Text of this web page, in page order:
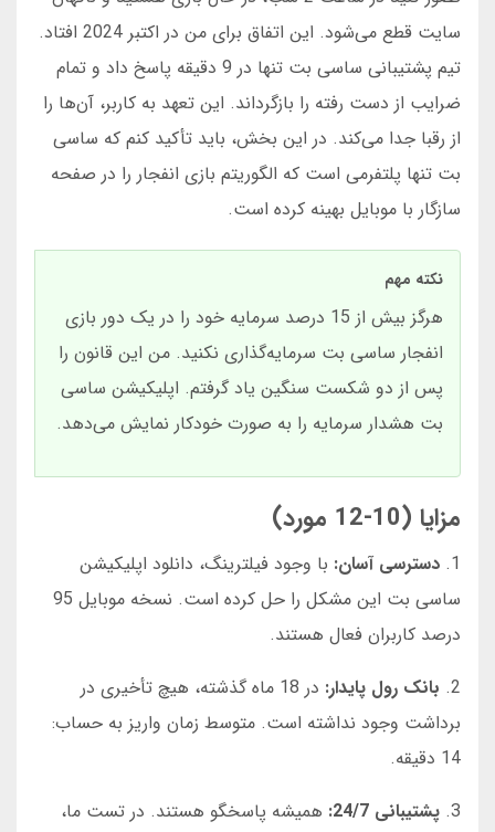
سایت قطع می‌شود. این اتفاق برای من در اکتبر 2024 افتاد.
تیم پشتیبانی ساسی بت تنها در 9 دقیقه پاسخ داد و تمام
ضرایب از دست رفته را بازگرداند. این تعهد به کاربر، آن‌ها را
از رقبا جدا می‌کند. در این بخش، باید تأکید کنم که ساسی
بت تنها پلتفرمی است که الگوریتم بازی انفجار را در صفحه
سازگار با موبایل بهینه کرده است.
نکته مهم
هرگز بیش از 15 درصد سرمایه خود را در یک دور بازی
انفجار ساسی بت سرمایه‌گذاری نکنید. من این قانون را
پس از دو شکست سنگین یاد گرفتم. اپلیکیشن ساسی
بت هشدار سرمایه را به صورت خودکار نمایش می‌دهد.
مزایا (10-12 مورد)
1. دسترسی آسان: با وجود فیلترینگ، دانلود اپلیکیشن
ساسی بت این مشکل را حل کرده است. نسخه موبایل 95
درصد کاربران فعال هستند.
2. بانک رول پایدار:
در 18 ماه گذشته، هیچ تأخیری در
برداشت وجود نداشته است. متوسط زمان واریز به حساب:
14 دقیقه.
3. پشتیبانی 24/7:
همیشه پاسخگو هستند. در تست ما،